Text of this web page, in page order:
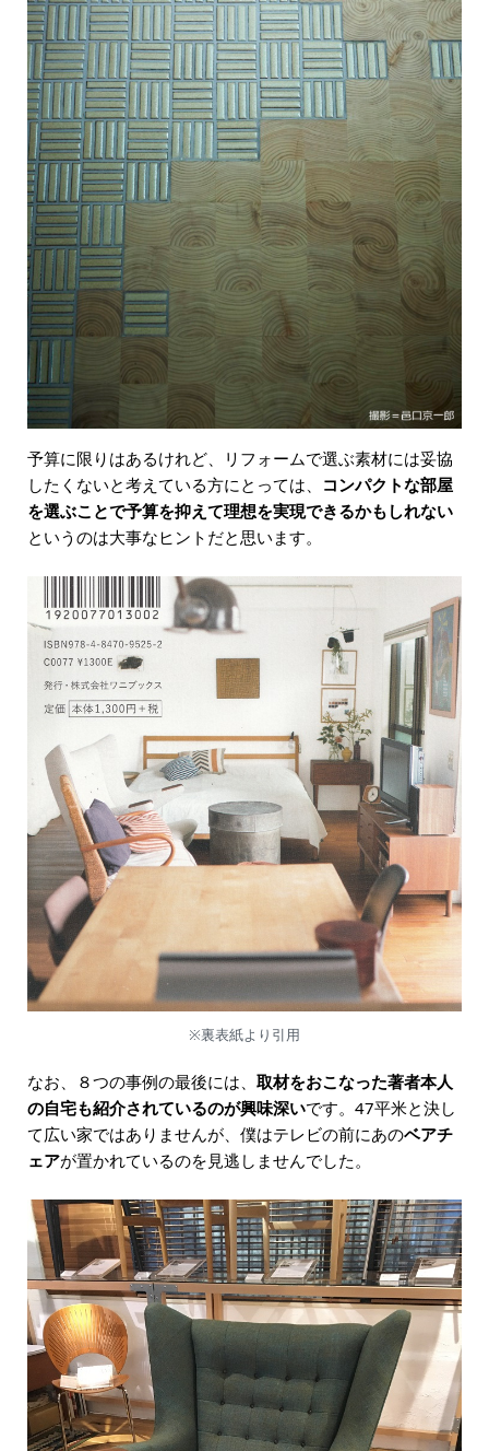
予算に限りはあるけれど、リフォームで選ぶ素材には妥協
したくないと考えている方にとっては、
コンパクトな部屋
を選ぶことで予算を抑えて理想を実現できるかもしれない
というのは大事なヒントだと思います。
※裏表紙より引用
なお、８つの事例の最後には、 取材をおこなった著者本人
の自宅も紹介されているのが興味深いです。47平米と決し
て広い家ではありませんが、僕はテレビの前にあのベアチ
ェアが置かれているのを見逃しませんでした。